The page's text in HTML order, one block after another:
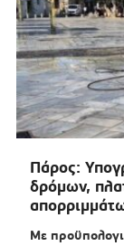
Πάρος:
δρόμων,
Με